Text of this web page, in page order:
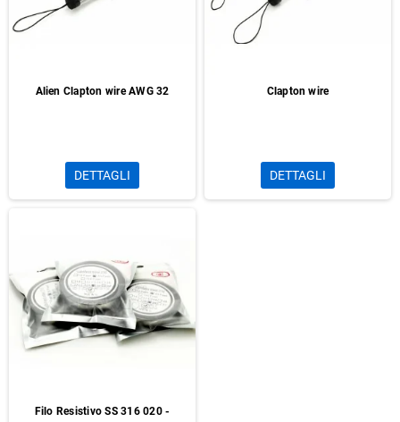
Alien Clapton wire AWG 32
DETTAGLI
Clapton wire
DETTAGLI
Filo Resistivo SS 316 020 -